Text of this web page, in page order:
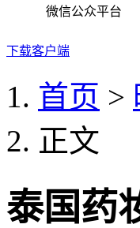
微信公众平台
下载客户端
首页 >
正文
泰国药